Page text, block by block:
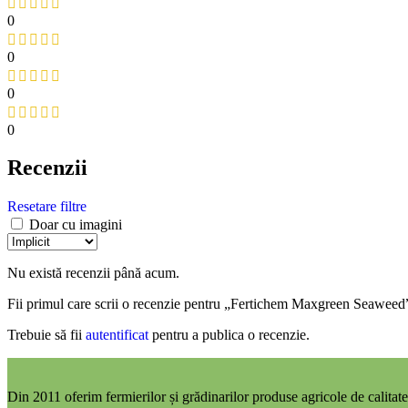
0
0
0
0
Recenzii
Resetare filtre
Doar cu imagini
Nu există recenzii până acum.
Fii primul care scrii o recenzie pentru „Fertichem Maxgreen
Trebuie să fii autentificat pentru a publica o recenzie.
Din 2011 oferim fermierilor și grădinarilor produse agricole de